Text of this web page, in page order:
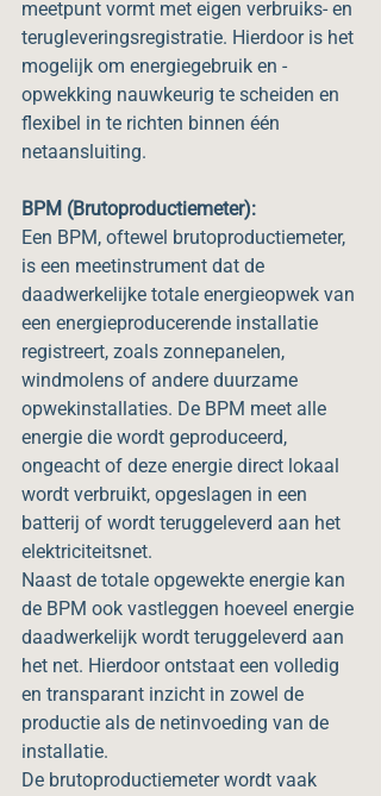
meetpunt vormt met eigen verbruiks- en
terugleveringsregistratie. Hierdoor is het
mogelijk om energiegebruik en -
opwekking nauwkeurig te scheiden en
flexibel in te richten binnen één
netaansluiting.
BPM (Brutoproductiemeter):
Een BPM, oftewel brutoproductiemeter,
is een meetinstrument dat de
daadwerkelijke totale energieopwek van
een energieproducerende installatie
registreert, zoals zonnepanelen,
windmolens of andere duurzame
opwekinstallaties. De BPM meet alle
energie die wordt geproduceerd,
ongeacht of deze energie direct lokaal
wordt verbruikt, opgeslagen in een
batterij of wordt teruggeleverd aan het
elektriciteitsnet.
Naast de totale opgewekte energie kan
de BPM ook vastleggen hoeveel energie
daadwerkelijk wordt teruggeleverd aan
het net. Hierdoor ontstaat een volledig
en transparant inzicht in zowel de
productie als de netinvoeding van de
installatie.
De brutoproductiemeter wordt vaak